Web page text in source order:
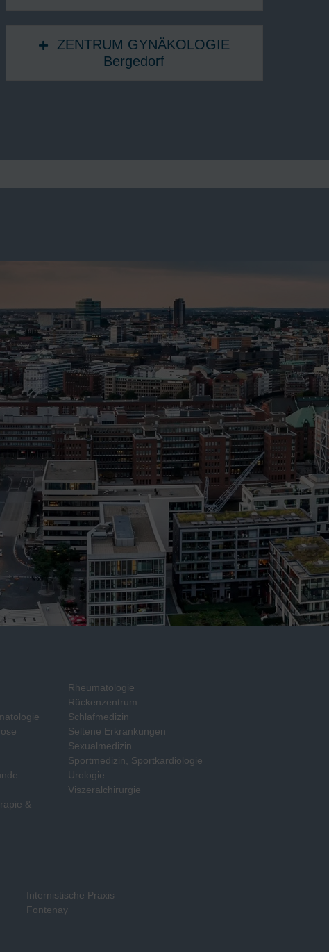
ZENTRUM GYNÄKOLOGIE
Bergedorf
&
Rheumatologie
Rückenzentrum
Schlafmedizin
Seltene Erkrankungen
Sexualmedizin
Sportmedizin, Sportkardiologie
Urologie
Viszeralchirurgie
Internistische Praxis
Fontenay